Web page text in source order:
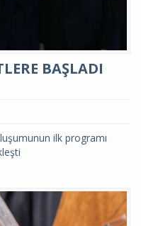
BAŞLADI
ilk programı